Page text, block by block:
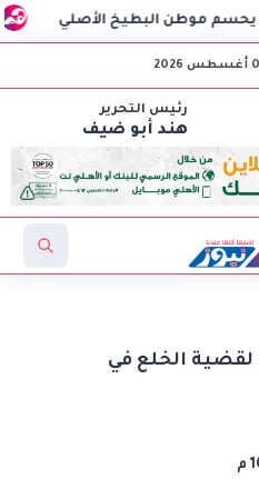
مصر وتشاد الأصلي
رئيس التحرير
هند أبو ضيف
لقضية الخلع في